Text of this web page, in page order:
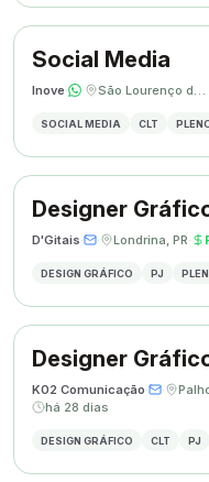
Social Media
Inove· · São Lourenço do Oeste, SC
SOCIAL MEDIA CLT
Designer
D'Gitais· · Londrina, PR·
DESIGN GRÁFICO PJ
Designer
K02 Comunicação· ·
há 28 dias
DESIGN GRÁFICO CLT PJ